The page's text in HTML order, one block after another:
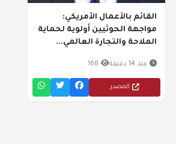
القائم بالأعمال الأمريكي:
مواجهة الحوثيين أولوية لحماية
الملاحة والتجارة العالمي...
منذ 14 دقيقة 168
المصدر